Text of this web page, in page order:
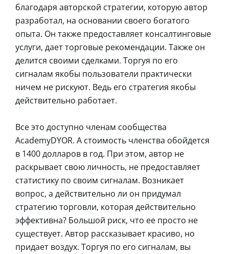
благодаря авторской стратегии, которую автор
разработал, на основании своего богатого
опыта. Он также предоставляет консалтинговые
услуги, дает торговые рекомендации. Также он
делится своими сделками. Торгуя по его
сигналам якобы пользователи практически
ничем не рискуют. Ведь его стратегия якобы
действительно работает.
Все это доступно членам сообщества
AcademyDYOR. А стоимость членства обойдется
в 1400 долларов в год. При этом, автор не
раскрывает свою личность, не предоставляет
статистику по своим сигналам. Возникает
вопрос, а действительно ли он придумал
стратегию торговли, которая действительно
эффективна? Большой риск, что ее просто не
существует. Автор рассказывает красиво, но
придает воздух. Торгуя по его сигналам, вы